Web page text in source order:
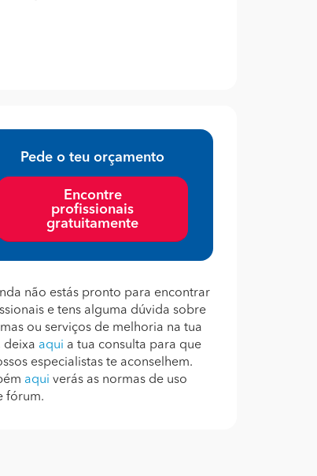
Pede o teu orçamento
Encontre
profissionais
gratuitamente
não estás pronto para encontrar
e tens alguma dúvida sobre
ou serviços de melhoria na tua
deixa aqui a tua consulta para que
especialistas te aconselhem.
aqui verás as normas de uso
fórum.